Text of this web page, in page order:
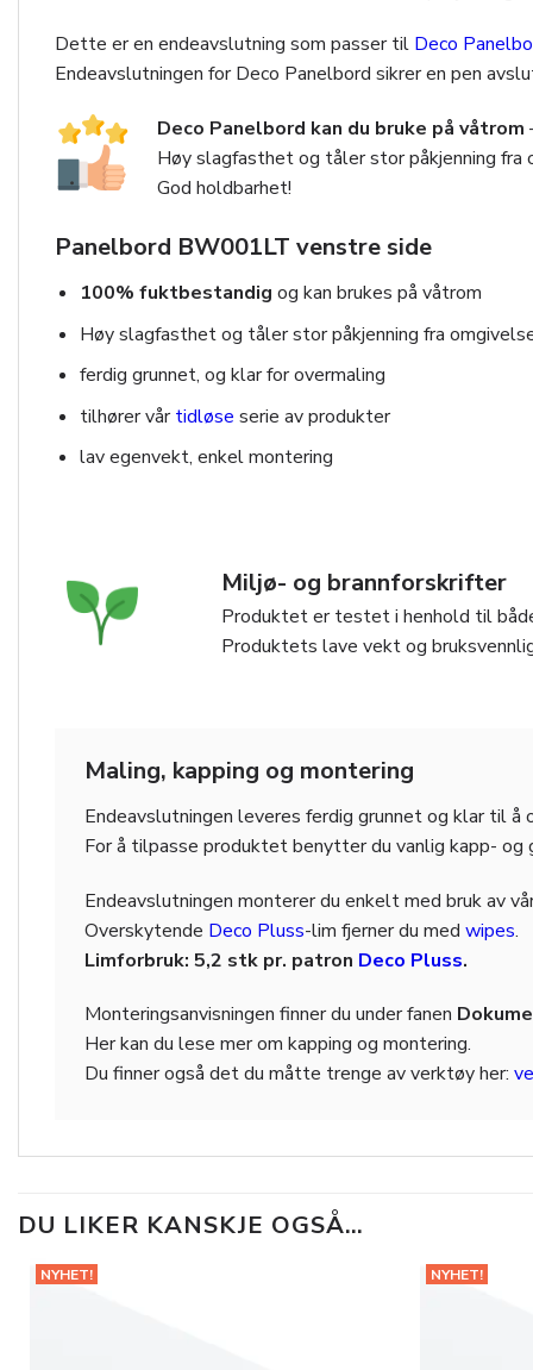
Dette er en endeavslutning som passer til Deco
Endeavslutningen for Deco Panelbord sikrer en pen
Deco Panelbord kan du bruke på våtrom
Høy slagfasthet og tåler stor påkjenning fra
God holdbarhet!
Panelbord BW001LT venstre side
100% fuktbestandig og kan brukes på våtrom
Høy slagfasthet og tåler stor påkjenning fra
ferdig grunnet, og klar for overmaling
tilhører vårtidløse serie av produkter
lav egenvekt, enkel montering
Miljø- og brannforskrifter
Produktet er testet i henhold til
Produktets lave vekt og
Maling, kapping og montering
Endeavslutningen leveres ferdig grunnet og klar til å
For å tilpasse produktet benytter du vanlig kapp- og
Endeavslutningen monterer du enkelt med bruk av
Overskytende Deco Pluss-lim fjerner du med wipes.
Limforbruk: 5,2 stk pr. patron Deco Pluss.
Monteringsanvisningen finner du under fanen
Her kan du lese mer om kapping og montering.
Du finner også det du måtte trenge av verktøy her:
DU LIKER KANSKJE OGSÅ…
NYHET! NYHET!